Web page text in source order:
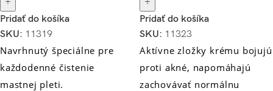
Pridať do košíka
SKU: 11319
Navrhnutý špeciálne pre
každodenné čistenie
mastnej pleti.
Pridať do košíka
SKU: 11323
Aktívne zložky krému bojujú
proti akné, napomáhajú
zachovávať normálnu